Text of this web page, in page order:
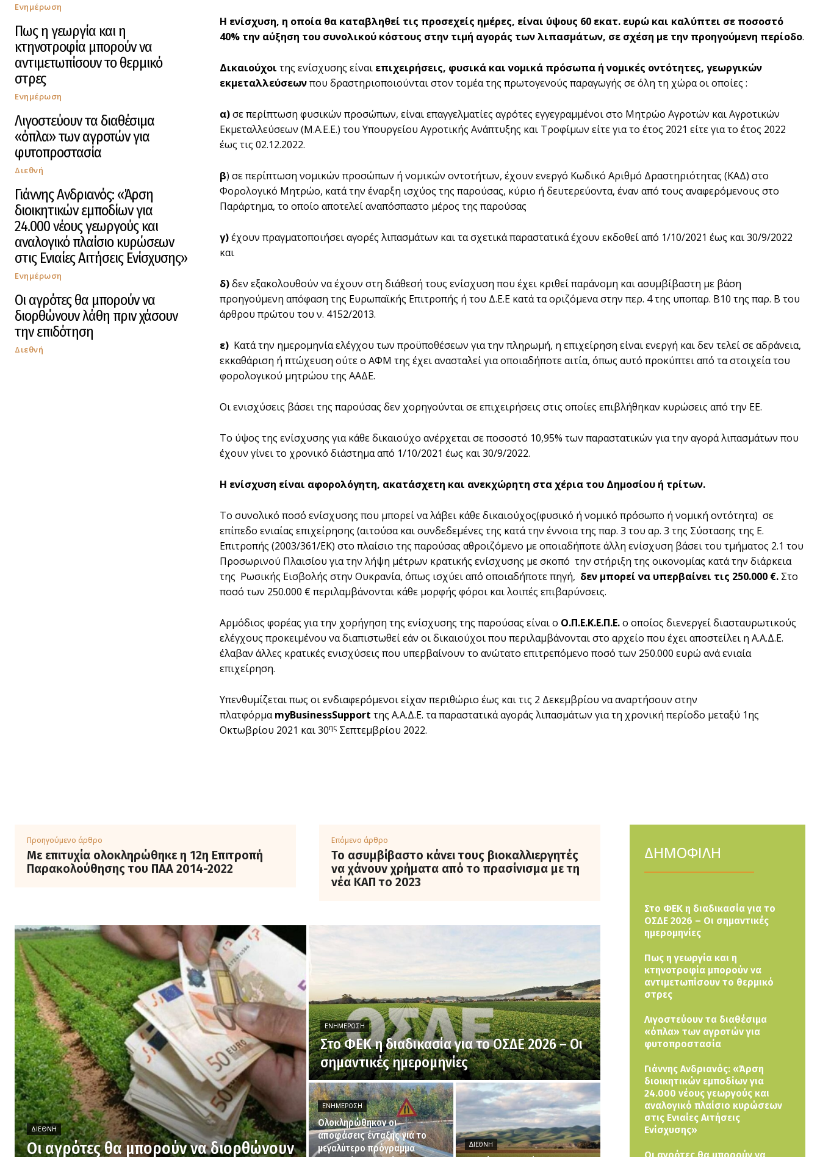
Ενημέρωση
Πως η γεωργία και η
κτηνοτροφία μπορούν να
αντιμετωπίσουν το θερμικό
στρες
Ενημέρωση
Λιγοστεύουν τα διαθέσιμα
«όπλα» των αγροτών για
φυτοπροστασία
Διεθνή
Γιάννης Ανδριανός: «Άρση
διοικητικών εμποδίων για
24.000 νέους γεωργούς και
αναλογικό πλαίσιο κυρώσεων
στις Ενιαίες Αιτήσεις Ενίσχυσης»
Ενημέρωση
Οι αγρότες θα μπορούν να
διορθώνουν λάθη πριν χάσουν
την επιδότηση
Διεθνή
Η ενίσχυση, η οποία θα καταβληθεί τις προσεχείς ημέρες, είναι ύψους 60 εκατ. ευρώ και καλύπτει σε ποσοστό
40% την αύξηση του συνολικού κόστους στην τιμή αγοράς των λιπασμάτων, σε σχέση με την προηγούμενη περίοδο.
Δικαιούχοι της ενίσχυσης είναι επιχειρήσεις, φυσικά και νομικά πρόσωπα ή νομικές οντότητες, γεωργικών
εκμεταλλεύσεωνπου δραστηριοποιούνται στον τομέα της πρωτογενούς παραγωγής σε όλη τη χώρα οι οποίες :
α)σε περίπτωση φυσικών προσώπων, είναι επαγγελματίες αγρότες εγγεγραμμένοι στο Μητρώο Αγροτών και Αγροτικών
Εκμεταλλεύσεων (Μ.Α.Ε.Ε.) του Υπουργείου Αγροτικής Ανάπτυξης και Τροφίμων είτε για το έτος 2021 είτε για το έτος 2022
έως τις 02.12.2022.
β) σε περίπτωση νομικών προσώπων ή νομικών οντοτήτων, έχουν ενεργό Κωδικό Αριθμό Δραστηριότητας (ΚΑΔ) στο
Φορολογικό Μητρώο, κατά την έναρξη ισχύος της παρούσας, κύριο ή δευτερεύοντα, έναν από τους αναφερόμενους στο
Παράρτημα, το οποίο αποτελεί αναπόσπαστο μέρος της παρούσας
γ)έχουν πραγματοποιήσει αγορές λιπασμάτων και τα σχετικά παραστατικά έχουν εκδοθεί από 1/10/2021 έως και 30/9/2022
και
δ)δεν εξακολουθούν να έχουν στη διάθεσή τους ενίσχυση που έχει κριθεί παράνομη και ασυμβίβαστη με βάση
προηγούμενη απόφαση της Ευρωπαϊκής Επιτροπής ή του Δ.Ε.Ε κατά τα οριζόμενα στην περ. 4 της υποπαρ. Β10 της παρ. Β του
άρθρου πρώτου του ν. 4152/2013.
ε) Κατά την ημερομηνία ελέγχου των προϋποθέσεων για την πληρωμή, η επιχείρηση είναι ενεργή και δεν τελεί σε αδράνεια,
εκκαθάριση ή πτώχευση ούτε ο ΑΦΜ της έχει ανασταλεί για οποιαδήποτε αιτία, όπως αυτό προκύπτει από τα στοιχεία του
φορολογικού μητρώου της ΑΑΔΕ.
Οι ενισχύσεις βάσει της παρούσας δεν χορηγούνται σε επιχειρήσεις στις οποίες επιβλήθηκαν κυρώσεις από την ΕΕ.
Το ύψος της ενίσχυσης για κάθε δικαιούχο ανέρχεται σε ποσοστό 10,95% των παραστατικών για την αγορά λιπασμάτων που
έχουν γίνει το χρονικό διάστημα από 1/10/2021 έως και 30/9/2022.
Η ενίσχυση είναι αφορολόγητη, ακατάσχετη και ανεκχώρητη στα χέρια του Δημοσίου ή τρίτων.
Το συνολικό ποσό ενίσχυσης που μπορεί να λάβει κάθε δικαιούχος(φυσικό ή νομικό πρόσωπο ή νομική οντότητα) σε
επίπεδο ενιαίας επιχείρησης (αιτούσα και συνδεδεμένες της κατά την έννοια της παρ. 3 του αρ. 3 της Σύστασης της Ε.
Επιτροπής (2003/361/ΕΚ) στο πλαίσιο της παρούσας αθροιζόμενο με οποιαδήποτε άλλη ενίσχυση βάσει του τμήματος 2.1 του
Προσωρινού Πλαισίου για την λήψη μέτρων κρατικής ενίσχυσης με σκοπό την στήριξη της οικονομίας κατά την διάρκεια
της Ρωσικής Εισβολής στην Ουκρανία, όπως ισχύει από οποιαδήποτε πηγή, δεν μπορεί να υπερβαίνει τις 250.000 €. Στο
ποσό των 250.000 € περιλαμβάνονται κάθε μορφής φόροι και λοιπές επιβαρύνσεις.
Αρμόδιος φορέας για την χορήγηση της ενίσχυσης της παρούσας είναι ο Ο.Π.Ε.Κ.Ε.Π.Ε.ο οποίος διενεργεί διασταυρωτικούς
ελέγχους προκειμένου να διαπιστωθεί εάν οι δικαιούχοι που περιλαμβάνονται στο αρχείο που έχει αποστείλει η Α.Α.Δ.Ε.
έλαβαν άλλες κρατικές ενισχύσεις που υπερβαίνουν το ανώτατο επιτρεπόμενο ποσό των 250.000 ευρώ ανά ενιαία
επιχείρηση.
Υπενθυμίζεται πως οι ενδιαφερόμενοι είχαν περιθώριο έως και τις 2 Δεκεμβρίου να αναρτήσουν στην
πλατφόρμαmyBusinessSupport της Α.Α.Δ.Ε. τα παραστατικά αγοράς λιπασμάτων για τη χρονική περίοδο μεταξύ 1ης
Οκτωβρίου 2021 και 30ης Σεπτεμβρίου 2022.
Προηγούμενο άρθρο
Με επιτυχία ολοκληρώθηκε η 12η Επιτροπή
Παρακολούθησης του ΠΑΑ 2014-2022
Επόμενο άρθρο
Το ασυμβίβαστο κάνει τους βιοκαλλιεργητές
να χάνουν χρήματα από το πρασίνισμα με τη
νέα ΚΑΠ το 2023
ΔΙΕΘΝΉ
Οι αγρότες θα μπορούν να διορθώνουν
ΕΝΗΜΈΡΩΣΗ
Στο ΦΕΚ η διαδικασία για το ΟΣΔΕ 2026 – Οι
σημαντικές ημερομηνίες
ΕΝΗΜΈΡΩΣΗ
Ολοκληρώθηκαν οι
αποφάσεις ένταξης για το
μεγαλύτερο πρόγραμμα
ΔΙΕΘΝΉ
ΔΗΜΟΦΙΛΗ
Στο ΦΕΚ η διαδικασία για το
ΟΣΔΕ 2026 – Οι σημαντικές
ημερομηνίες
Πως η γεωργία και η
κτηνοτροφία μπορούν να
αντιμετωπίσουν το θερμικό
στρες
Λιγοστεύουν τα διαθέσιμα
«όπλα» των αγροτών για
φυτοπροστασία
Γιάννης Ανδριανός: «Άρση
διοικητικών εμποδίων για
24.000 νέους γεωργούς και
αναλογικό πλαίσιο κυρώσεων
στις Ενιαίες Αιτήσεις
Ενίσχυσης»